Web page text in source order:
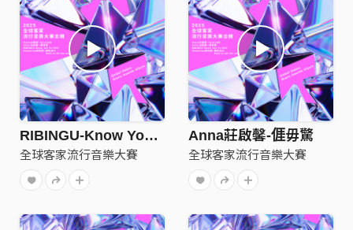
RIBINGU-Know You So Well
全球客家流行音樂大賽
Anna莊啟馨-𠊎毋驚
全球客家流行音樂大賽